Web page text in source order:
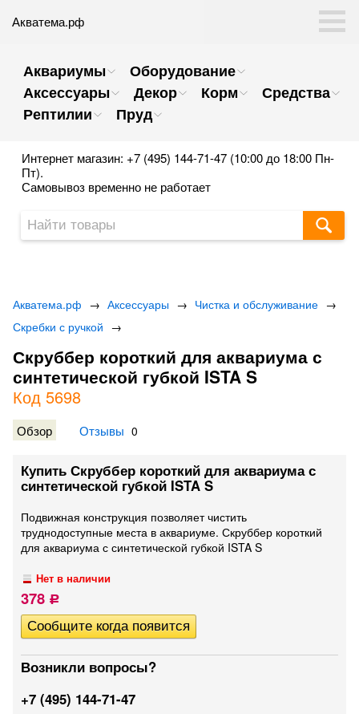
Акватема.рф
Аквариумы
Оборудование
Аксессуары
Декор Корм
Средства
Рептилии
Пруд
Интернет магазин: +7 (495) 144-71-47 (10:00 до 18:00 Пн-
Пт).
Самовывоз временно не работает
Акватема.рф → Аксессуары → Чистка и обслуживание →
Скребки с ручкой →
Скруббер короткий для аквариума с
синтетической губкой ISTA S
Код 5698
Обзор Отзывы 0
Купить Скруббер короткий для аквариума с
синтетической губкой ISTA S
​Подвижная конструкция позволяет чистить
труднодоступные места в аквариуме. Скруббер короткий
для аквариума с синтетической губкой ISTA S
Нет в наличии
378 Р
Возникли вопросы?
+7 (495) 144-71-47